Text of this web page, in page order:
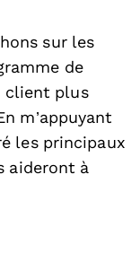
sur les
de
client plus
m’appuyant
les principaux
aideront à